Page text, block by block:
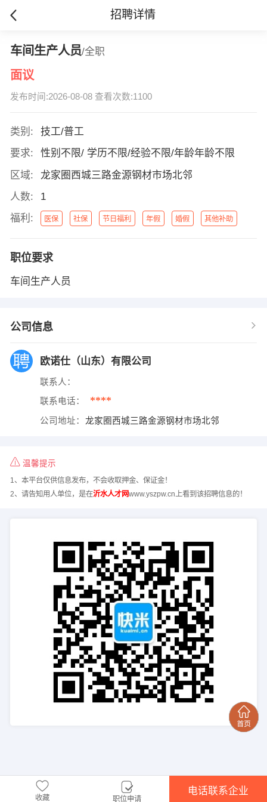
招聘详情
车间生产人员/全职
面议
发布时间:2026-08-08 查看次数:1100
类别:
技工/普工
要求:
性别不限/ 学历不限/经验不限/年龄年龄不限
区域:
龙家圈西城三路金源钢材市场北邻
人数:
1
福利:
医保 社保 节日福利 年假 婚假 其他补助
职位要求
车间生产人员
公司信息
欧诺仕（山东）有限公司
联系人：
联系电话： ****
公司地址： 龙家圈西城三路金源钢材市场北邻
温馨提示
1、本平台仅供信息发布，不会收取押金、保证金！
2、请告知用人单位，是在沂水人才网www.yszpw.cn上看到该招聘信息的！
收藏 职位申请
电话联系企业